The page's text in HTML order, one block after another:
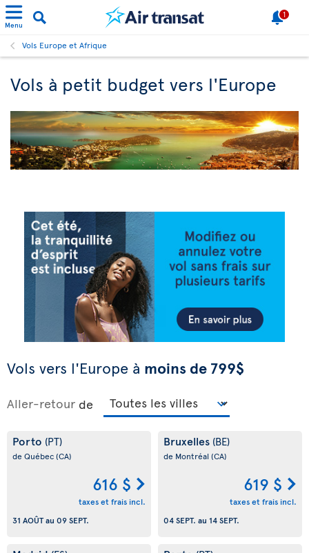
Menu
1
Vols Europe et Afrique
Vols à petit budget vers l'Europe
Vols vers l'Europe à moins de 799$
Aller-retour de
Porto (PT)
de Québec(CA)
616 $
taxes et frais incl.
31 AOÛTau 09 SEPT.
Bruxelles (BE)
de Montréal (CA)
619 $
taxes et frais incl.
04 SEPT. au 14 SEPT.